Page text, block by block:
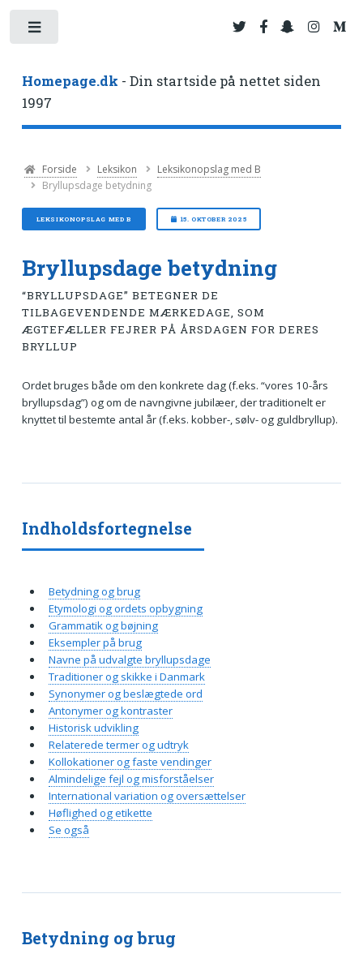
Homepage.dk - Din startside på nettet siden
1997
Forside Leksikon
Leksikonopslag med B
Bryllupsdage betydning
LEKSIKONOPSLAG MED B 15. OKTOBER 2025
Bryllupsdage betydning
“BRYLLUPSDAGE” BETEGNER DE
TILBAGEVENDENDE MÆRKEDAGE, SOM
ÆGTEFÆLLER FEJRER PÅ ÅRSDAGEN FOR DERES
BRYLLUP
Ordet bruges både om den konkrete dag (f.eks. “vores 10-års
bryllupsdag”) og om de navngivne jubilæer, der traditionelt er
knyttet til bestemte antal år (f.eks. kobber-, sølv- og guldbryllup).
Betydning og brug
Indholdsfortegnelse
Betydning og brug
Etymologi og ordets opbygning
Grammatik og bøjning
Eksempler på brug
Navne på udvalgte bryllupsdage
Traditioner og skikke i Danmark
Synonymer og beslægtede ord
Antonymer og kontraster
Historisk udvikling
Relaterede termer og udtryk
Kollokationer og faste vendinger
Almindelige fejl og misforståelser
International variation og oversættelser
Høflighed og etikette
Se også